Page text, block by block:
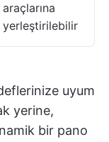
araçlarına
yerleştirilebilir
uyum
yerine,
bir pano